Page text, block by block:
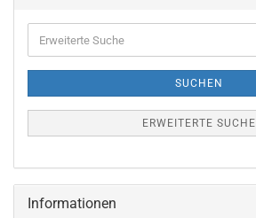
SUCHEN
ERWEITERTE SUCHE
Informationen